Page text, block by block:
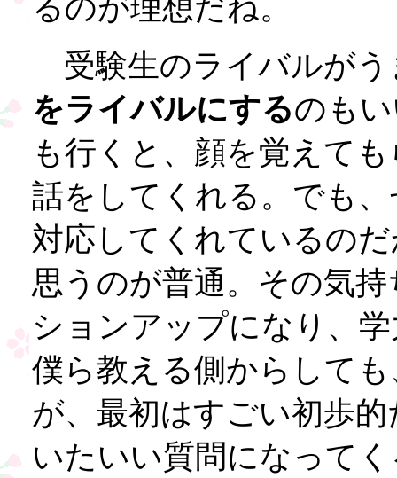
るのが理想だね。
受験生のライバルがう
をライバルにするのも
も行くと、顔を覚えて
話をしてくれる。でも
対応してくれているの
思うのが普通。その気
ションアップになり、
僕ら教える側からして
が、最初はすごい初歩
いたいい質問になって